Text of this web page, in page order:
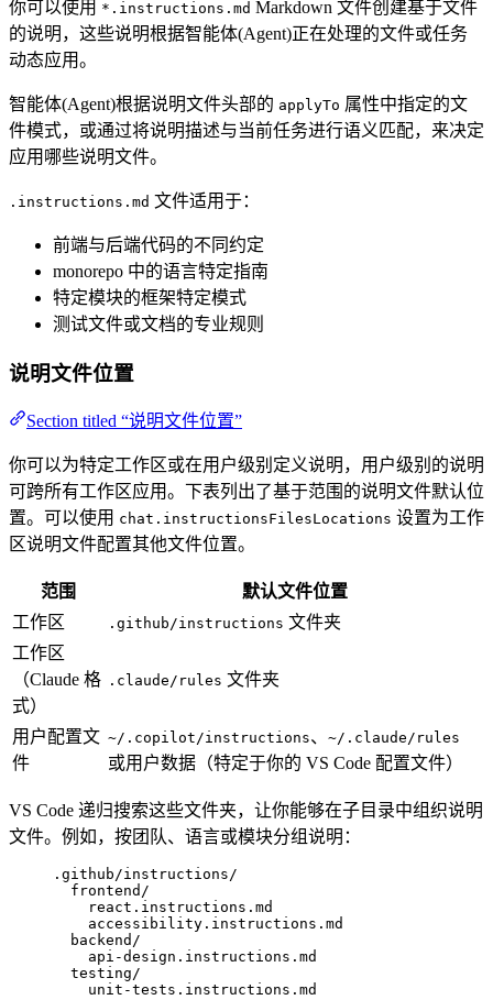
你可以使用 *.instructions.md Markdown 文件创建基于文件
的说明，这些说明根据智能体(Agent)正在处理的文件或任务
动态应用。
智能体(Agent)根据说明文件头部的 applyTo 属性中指定的文
件模式，或通过将说明描述与当前任务进行语义匹配，来决定
应用哪些说明文件。
.instructions.md 文件适用于：
前端与后端代码的不同约定
monorepo 中的语言特定指南
特定模块的框架特定模式
测试文件或文档的专业规则
说明文件位置
Section titled “说明文件位置”
你可以为特定工作区或在用户级别定义说明，用户级别的说明
可跨所有工作区应用。下表列出了基于范围的说明文件默认位
置。可以使用 chat.instructionsFilesLocations 设置为工作
区说明文件配置其他文件位置。
范围
默认文件位置
工作区
.github/instructions 文件夹
工作区
（Claude 格
式）
.claude/rules 文件夹
用户配置文
件
~/.copilot/instructions、 ~/.claude/rules
或用户数据（特定于你的 VS Code 配置文件）
VS Code 递归搜索这些文件夹，让你能够在子目录中组织说明
文件。例如，按团队、语言或模块分组说明：
.github/instructions/
frontend/
react.instructions.md
accessibility.instructions.md
backend/
api-design.instructions.md
testing/
unit-tests.instructions.md